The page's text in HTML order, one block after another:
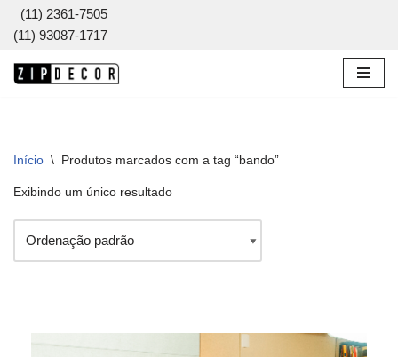
Pular
para
(11) 2361-7505
(11) 93087-1717
Início \ Produtos marcados com a tag “bando”
Exibindo um único resultado